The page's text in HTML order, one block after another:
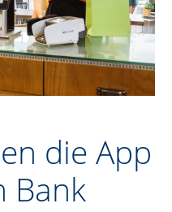
die App
Bank